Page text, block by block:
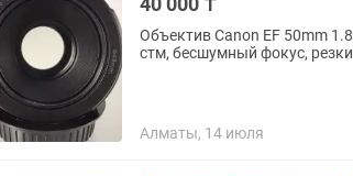
Объектив Canon EF 50mm
стм, бесшумный фокус,
Алматы, 14 июля